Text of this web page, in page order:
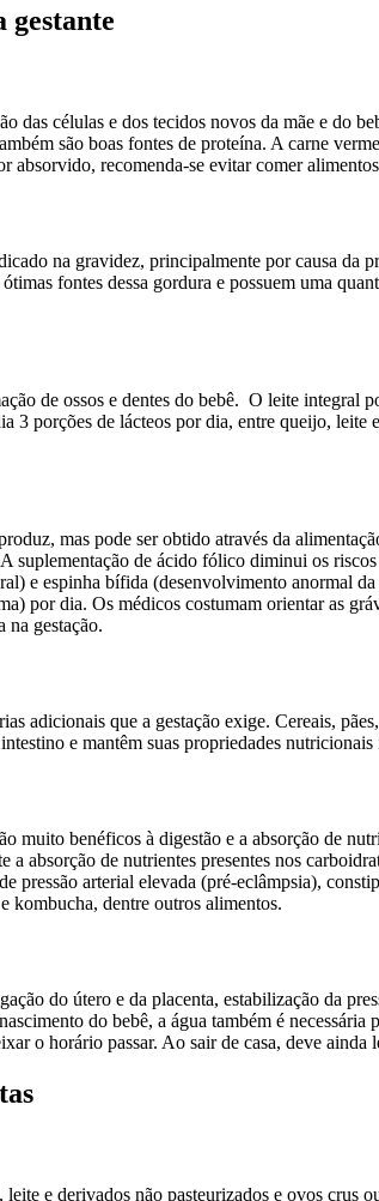
gestante
das células e dos tecidos novos da mãe e do
são boas fontes de proteína. A carne
recomenda-se evitar comer
na gravidez, principalmente por causa
fontes dessa gordura e possuem uma
de ossos e dentes do bebê. O leite integral
porções de lácteos por dia, entre queijo,
mas pode ser obtido através da
de ácido fólico diminui os
e espinha bífida (desenvolvimento anormal
por dia. Os médicos costumam orientar as
na gestação.
adicionais que a gestação exige. Cereais,
e mantêm suas propriedades nutricionais
muito benéficos à digestão e a absorção de
absorção de nutrientes presentes nos
pressão arterial elevada (pré-eclâmpsia),
kombucha, dentre outros alimentos.
do útero e da placenta, estabilização da
do bebê, a água também é
o horário passar. Ao sair de casa, deve
e derivados não pasteurizados e ovos